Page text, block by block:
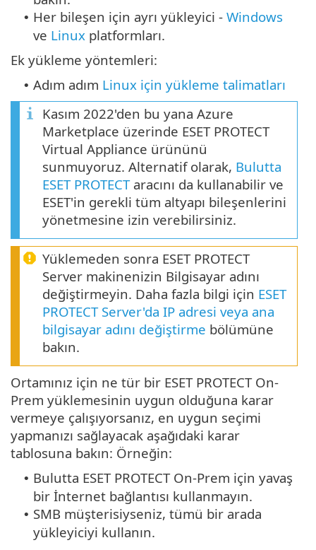
• Her bileşen için ayrı yükleyici - Windows
ve Linux platformları.
Ek yükleme yöntemleri:
• Adım adım Linux için yükleme talimatları
Kasım 2022'den bu yana Azure
Marketplace üzerinde ESET PROTECT
Virtual Appliance ürününü
sunmuyoruz. Alternatif olarak, Bulutta
ESET PROTECTaracını da kullanabilir ve
ESET'in gerekli tüm altyapı bileşenlerini
yönetmesine izin verebilirsiniz.
Yüklemeden sonra ESET PROTECT
Server makinenizin Bilgisayar adını
değiştirmeyin. Daha fazla bilgi için ESET
PROTECT Server'da IP adresi veya ana
bilgisayar adını değiştirme bölümüne
bakın.
Ortamınız için ne tür bir ESET PROTECT On-
Prem yüklemesinin uygun olduğuna karar
vermeye çalışıyorsanız, en uygun seçimi
yapmanızı sağlayacak aşağıdaki karar
tablosuna bakın: Örneğin:
• Bulutta ESET PROTECT On-Prem için yavaş
bir İnternet bağlantısı kullanmayın.
• SMB müşterisiyseniz, tümü bir arada
yükleyiciyi kullanın.